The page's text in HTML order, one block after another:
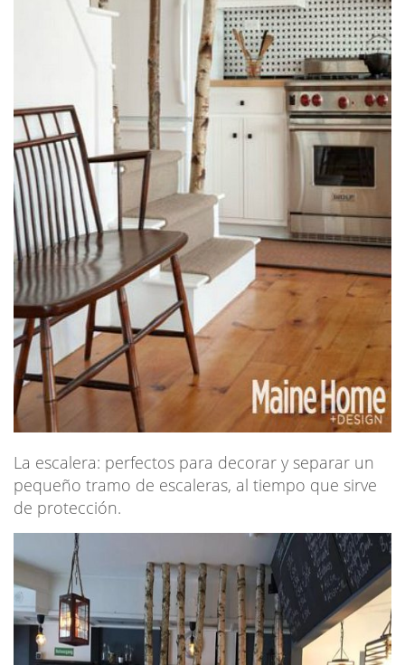
La escalera: perfectos para decorar y separar un
pequeño tramo de escaleras, al tiempo que sirve
de protección.